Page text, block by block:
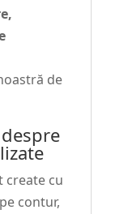
de
create cu
contur,